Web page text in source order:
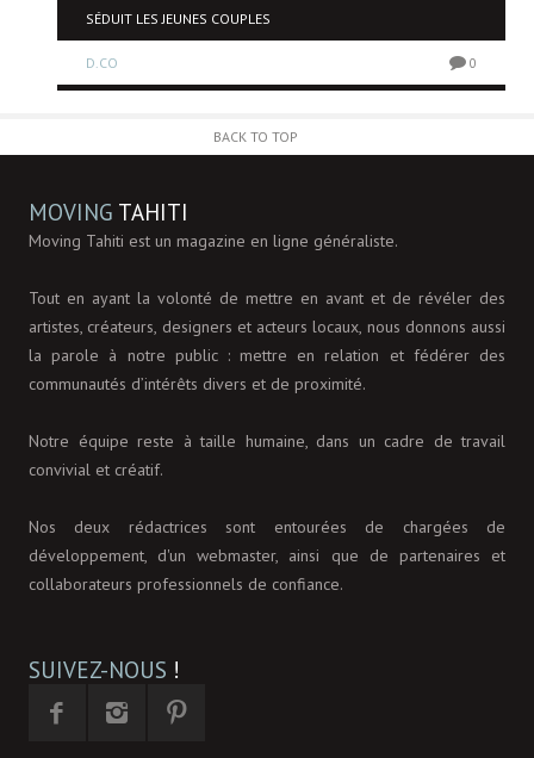
SÉDUIT LES JEUNES COUPLES
D.CO 0
BACK TO TOP
MOVING TAHITI
Moving Tahiti est un magazine en ligne généraliste.
Tout en ayant la volonté de mettre en avant et de révéler des
artistes, créateurs, designers et acteurs locaux, nous donnons aussi
la parole à notre public : mettre en relation et fédérer des
communautés d’intérêts divers et de proximité.
Notre équipe reste à taille humaine, dans un cadre de travail
convivial et créatif.
Nos deux rédactrices sont entourées de chargées de
développement, d'un webmaster, ainsi que de partenaires et
collaborateurs professionnels de confiance.
SUIVEZ-NOUS !